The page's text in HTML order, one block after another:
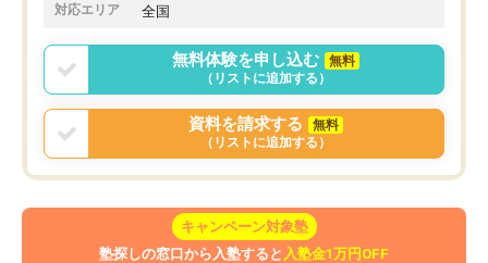
対応エリア 全国
無料体験を申し込む
無料
（リストに追加する）
資料を請求する
無料
（リストに追加する）
キャンペーン対象塾
塾探しの窓口から入塾すると 入塾金1万円OFF